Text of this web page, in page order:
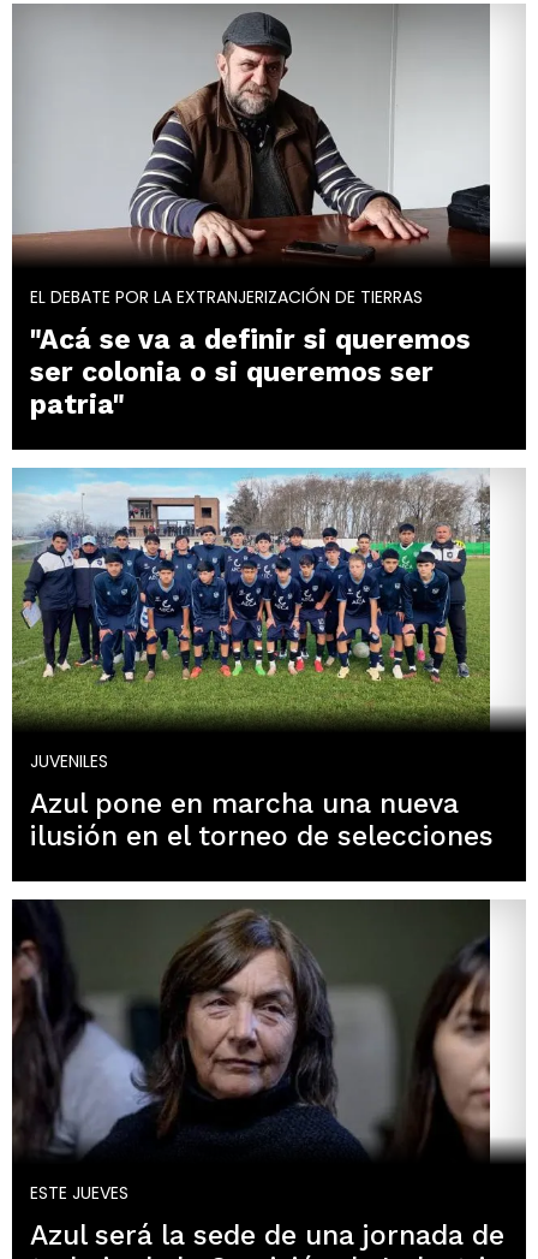
EL DEBATE POR LA EXTRANJERIZACIÓN DE TIERRAS
"Acá se va a definir si queremos
ser colonia o si queremos ser
patria"
JUVENILES
Azul pone en marcha una nueva
ilusión en el torneo de selecciones
ESTE JUEVES
Azul será la sede de una jornada de